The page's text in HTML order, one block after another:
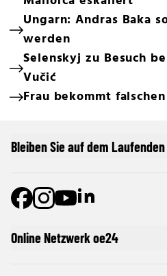
Ungarn: Andras Baka
werden
Selenskyj zu Besuch
Vučić
Frau bekommt
Online Netzwerk oe24
Bleiben Sie auf dem Laufenden